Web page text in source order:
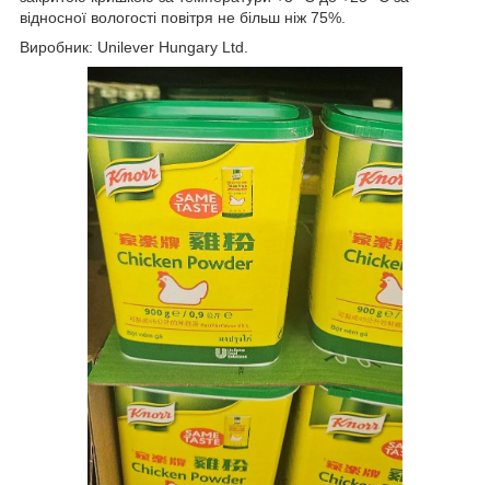
відносної вологості повітря не більш ніж 75%.
Виробник: Unilever Hungary Ltd.